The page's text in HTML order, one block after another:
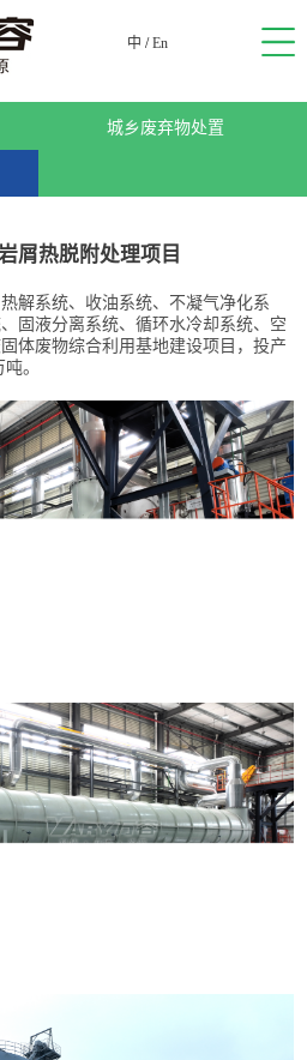
中 /En
城乡废弃物处置
屑热脱附处理项目
解系统、收油系统、不凝气净化系
固液分离系统、循环水冷却系统、空
体废物综合利用基地建设项目，投产
。